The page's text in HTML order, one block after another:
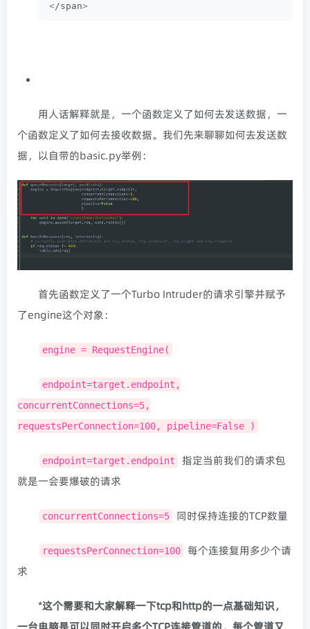
</span>
用人话解释就是，一个函数定义了如何去发送数据，一
个函数定义了如何去接收数据。我们先来聊聊如何去发送数
据，以自带的basic.py举例：
首先函数定义了一个Turbo Intruder的请求引擎并赋予
了engine这个对象：
engine = RequestEngine(
endpoint=target.endpoint,
concurrentConnections=5,
requestsPerConnection=100, pipeline=False )
endpoint=target.endpoint
指定当前我们的请求包
就是一会要爆破的请求
concurrentConnections=5 同时保持连接的TCP数量
requestsPerConnection=100
每个连接复用多少个请
求
*这个需要和大家解释一下tcp和http的一点基础知识，